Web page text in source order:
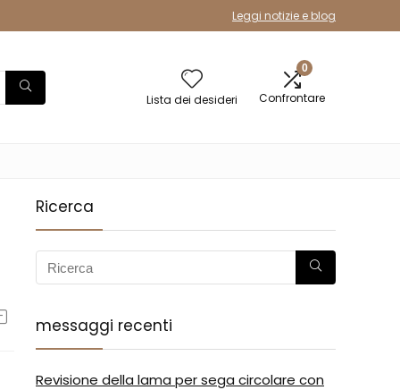
Leggi notizie e blog
Lista dei desideri
0
Confrontare
Ricerca
messaggi recenti
Revisione della lama per sega circolare con